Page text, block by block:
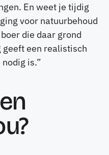
En weet je tijdig
voor natuurbehoud
die daar grond
geeft een realistisch
is.”